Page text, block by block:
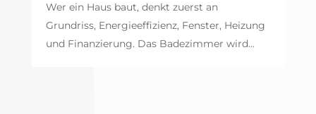
Wer ein Haus baut, denkt zuerst an
Grundriss, Energieeffizienz, Fenster, Heizung
und Finanzierung. Das Badezimmer wird...